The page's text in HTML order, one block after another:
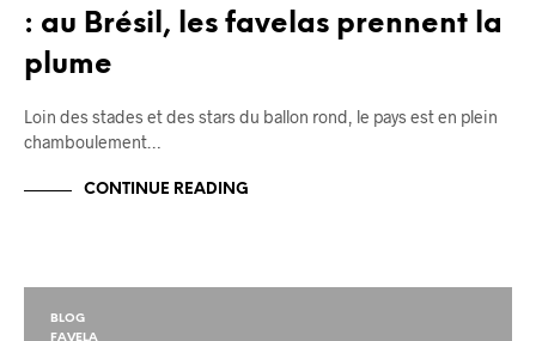
: au Brésil, les favelas prennent la
plume
Loin des stades et des stars du ballon rond, le pays est en plein
chamboulement…
CONTINUE READING
BLOG
FAVELA